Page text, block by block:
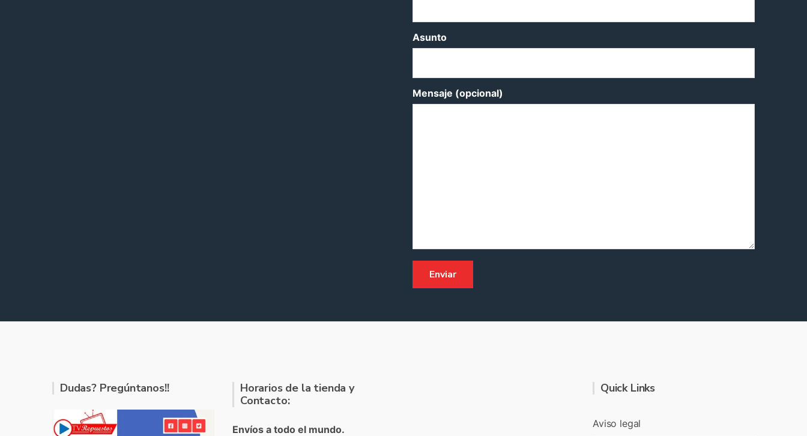
Asunto
Mensaje (opcional)
Dudas? Pregúntanos!!
Horarios de la tienda y
Contacto:
Envíos a todo el mundo.
Quick Links
Aviso legal